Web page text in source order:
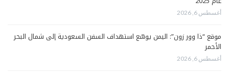
أغسطس 6, 2026
موقع “ذا وور زون”: اليمن يوسّع استهداف السفن السعودية إلى شمال البحر
الأحمر
أغسطس 6, 2026